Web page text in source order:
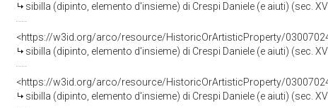
sibilla (dipinto, elemento d'insieme) di Crespi Daniele (e aiuti) (sec.
<https://w3id.org/arco/resource/HistoricOrArtisticProperty/
sibilla (dipinto, elemento d'insieme) di Crespi Daniele (e aiuti) (sec.
<https://w3id.org/arco/resource/HistoricOrArtisticProperty/
sibilla (dipinto, elemento d'insieme) di Crespi Daniele (e aiuti) (sec.